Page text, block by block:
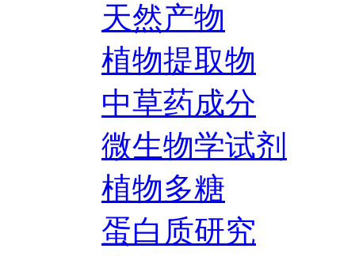
天然产物
植物提取物
中草药成分
微生物学试剂
植物多糖
蛋白质研究